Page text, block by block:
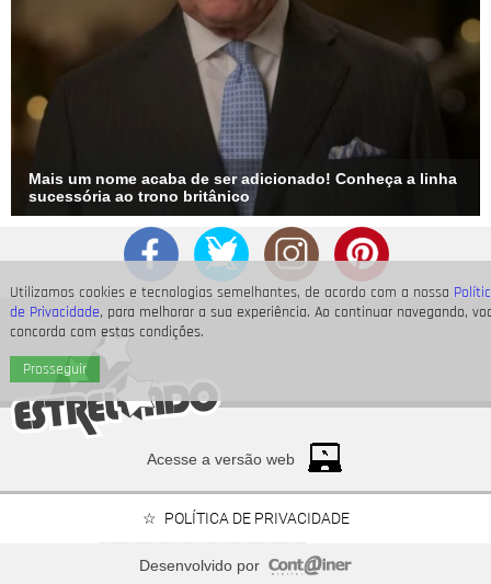
Utilizamos cookies e tecnologias semelhantes, de acordo com a nossa
de Privacidade, para melhorar a sua experiência. Ao continuar navegando,
concorda com estas condições.
Prosseguir
Mais um nome acaba de ser adicionado! Conheça a linha
sucessória ao trono britânico
Acesse a versão web
POLÍTICA DE PRIVACIDADE
Desenvolvido por